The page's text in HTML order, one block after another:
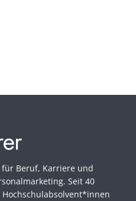
Beruf, Karriere und
Seit 40
Hochschul­absolvent*innen